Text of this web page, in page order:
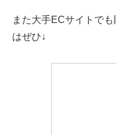
また大手ECサイトで
はぜひ↓